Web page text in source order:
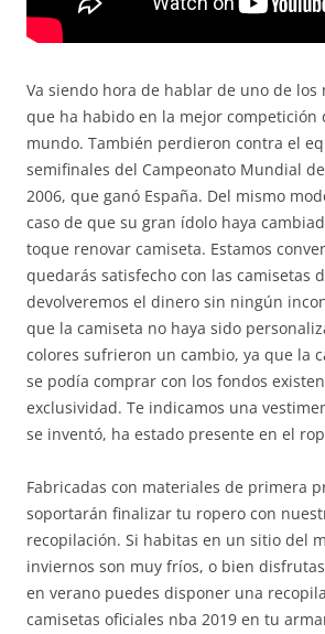
Va siendo hora de hablar de uno de los
que ha habido en la mejor competición
mundo. También perdieron contra el
semifinales del Campeonato Mundial
2006, que ganó España. Del mismo
caso de que su gran ídolo haya
toque renovar camiseta. Estamos
quedarás satisfecho con las camisetas
devolveremos el dinero sin ningún
que la camiseta no haya sido
colores sufrieron un cambio, ya que la
se podía comprar con los fondos
exclusividad. Te indicamos una
se inventó, ha estado presente en el
Fabricadas con materiales de primera
soportarán finalizar tu ropero con
recopilación. Si habitas en un sitio del
inviernos son muy fríos, o bien
en verano puedes disponer una
camisetas oficiales nba 2019 en tu